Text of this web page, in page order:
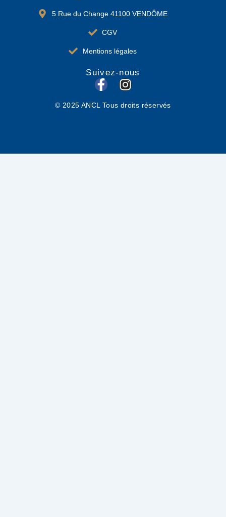
5 Rue du Change 41100 VENDÔME
CGV
Mentions légales
Suivez-nous
F
c
I
s
© 2025 ANCL Tous droits réservés